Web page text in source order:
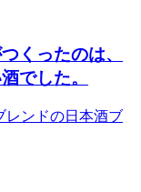
くったのは、
でした。
レンドの日本酒ブ